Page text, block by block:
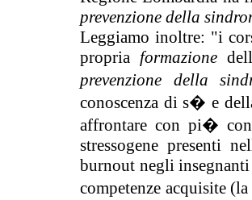
prevenzione della
Leggiamo inoltre: "i
propria formazione
prevenzione della
conoscenza di s� e
affrontare con pi�
stressogene presenti
burnout negli
competenze acquisite